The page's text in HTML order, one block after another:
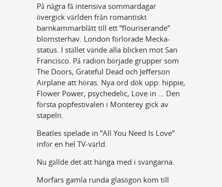
På några få intensiva sommardagar
övergick världen från romantiskt
barnkammarblått till ett ”flouriserande”
blomsterhav. London förlorade Mecka-
status. I stället vände alla blicken mot San
Francisco. På radion började grupper som
The Doors, Grateful Dead och Jefferson
Airplane att höras. Nya ord dök upp: hippie,
Flower Power, psychedelic, Love in … Den
första popfestivalen i Monterey gick av
stapeln.
Beatles spelade in ”All You Need Is Love”
inför en hel TV-värld.
Nu gällde det att hänga med i svängarna.
Morfars gamla runda glasögon kom till